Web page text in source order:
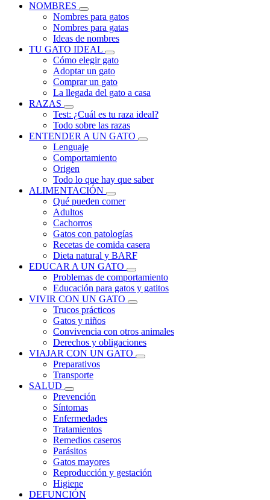
NOMBRES
Nombres para gatos
Nombres para gatas
Ideas de nombres
TU GATO IDEAL
Cómo elegir gato
Adoptar un gato
Comprar un gato
La llegada del gato a casa
RAZAS
Test: ¿Cuál es tu raza ideal?
Todo sobre las razas
ENTENDER A UN GATO
Lenguaje
Comportamiento
Origen
Todo lo que hay que saber
ALIMENTACIÓN
Qué pueden comer
Adultos
Cachorros
Gatos con patologías
Recetas de comida casera
Dieta natural y BARF
EDUCAR A UN GATO
Problemas de comportamiento
Educación para gatos y gatitos
VIVIR CON UN GATO
Trucos prácticos
Gatos y niños
Convivencia con otros animales
Derechos y obligaciones
VIAJAR CON UN GATO
Preparativos
Transporte
SALUD
Prevención
Síntomas
Enfermedades
Tratamientos
Remedios caseros
Parásitos
Gatos mayores
Reproducción y gestación
Higiene
DEFUNCIÓN